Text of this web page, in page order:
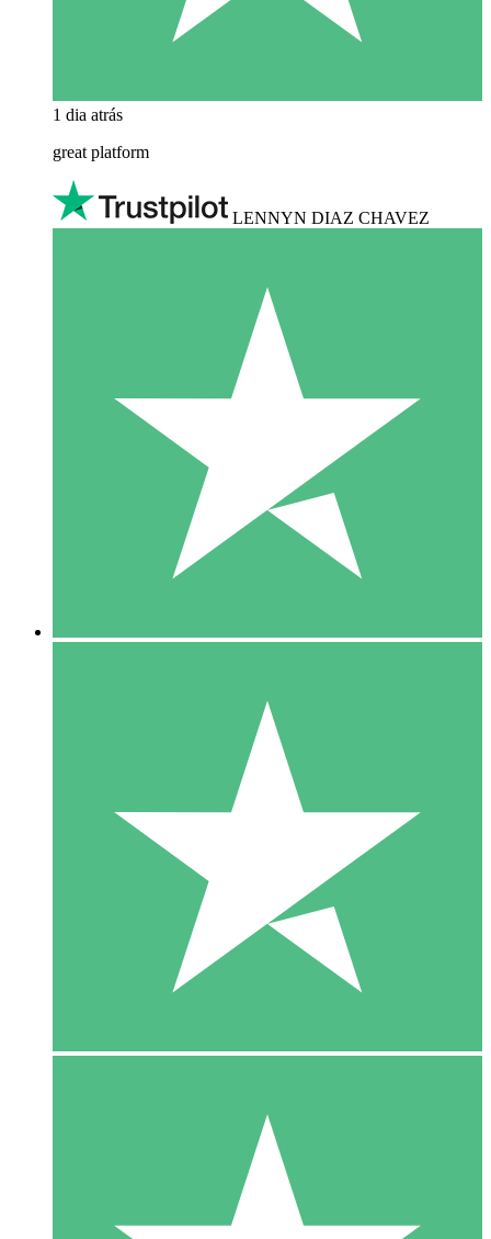
1 dia atrás
great platform
LENNYN DIAZ CHAVEZ